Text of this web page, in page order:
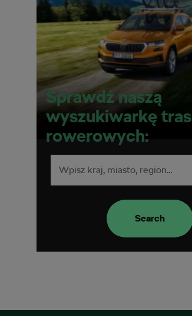
Sprawdź naszą
wyszukiwarkę tras
rowerowych:
Search